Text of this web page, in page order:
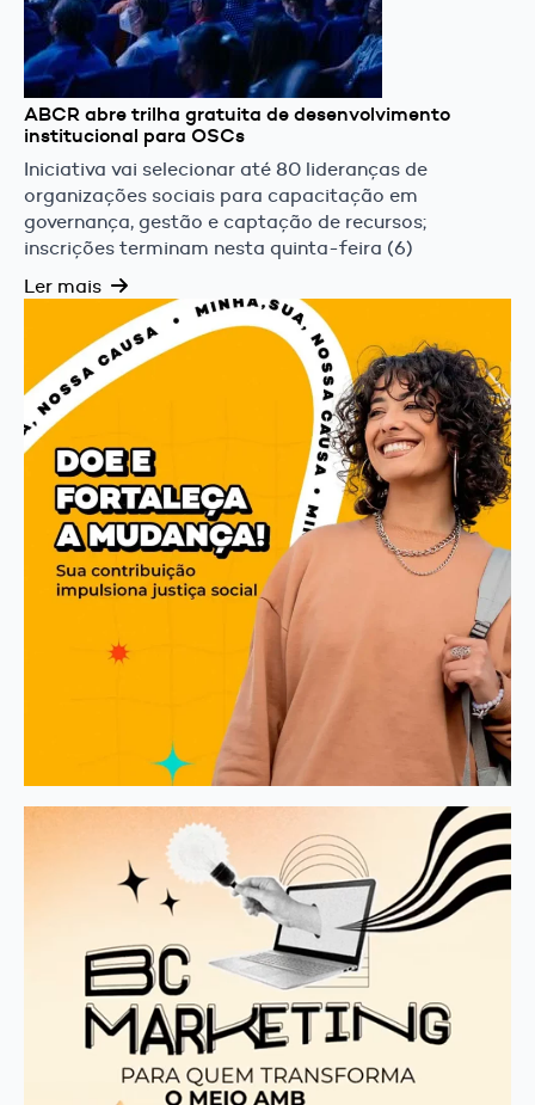
ABCR abre trilha gratuita de desenvolvimento
institucional para OSCs
Iniciativa vai selecionar até 80 lideranças de
organizações sociais para capacitação em
governança, gestão e captação de recursos;
inscrições terminam nesta quinta-feira (6)
Ler mais